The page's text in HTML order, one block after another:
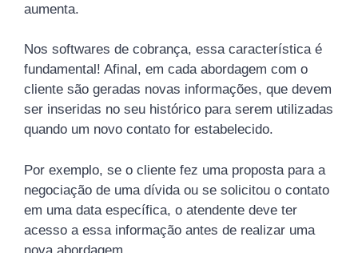
aumenta.
Nos softwares de cobrança, essa característica é
fundamental! Afinal, em cada abordagem com o
cliente são geradas novas informações, que devem
ser inseridas no seu histórico para serem utilizadas
quando um novo contato for estabelecido.
Por exemplo, se o cliente fez uma proposta para a
negociação de uma dívida ou se solicitou o contato
em uma data específica, o atendente deve ter
acesso a essa informação antes de realizar uma